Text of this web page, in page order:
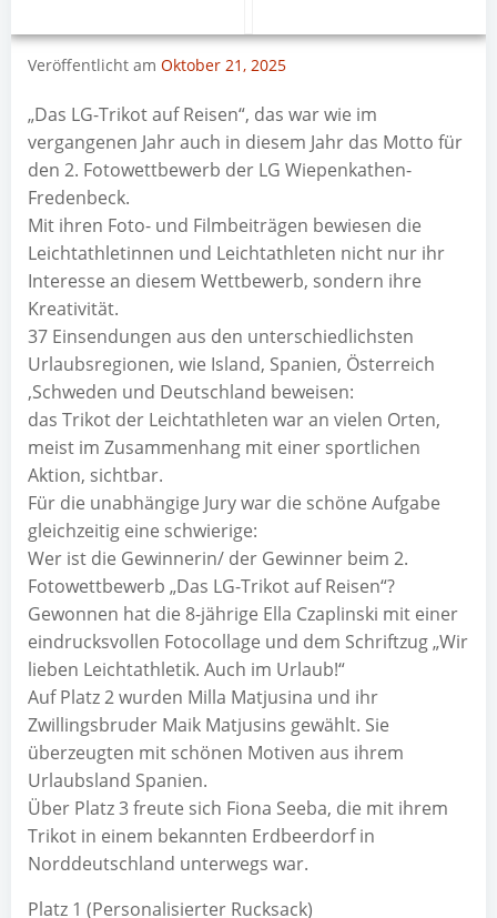
Veröffentlicht am Oktober 21, 2025
„Das LG-Trikot auf Reisen“, das war wie im
vergangenen Jahr auch in diesem Jahr das Motto für
den 2. Fotowettbewerb der LG Wiepenkathen-
Fredenbeck.
Mit ihren Foto- und Filmbeiträgen bewiesen die
Leichtathletinnen und Leichtathleten nicht nur ihr
Interesse an diesem Wettbewerb, sondern ihre
Kreativität.
37 Einsendungen aus den unterschiedlichsten
Urlaubsregionen, wie Island, Spanien, Österreich
,Schweden und Deutschland beweisen:
das Trikot der Leichtathleten war an vielen Orten,
meist im Zusammenhang mit einer sportlichen
Aktion, sichtbar.
Für die unabhängige Jury war die schöne Aufgabe
gleichzeitig eine schwierige:
Wer ist die Gewinnerin/ der Gewinner beim 2.
Fotowettbewerb „Das LG-Trikot auf Reisen“?
Gewonnen hat die 8-jährige Ella Czaplinski mit einer
eindrucksvollen Fotocollage und dem Schriftzug „Wir
lieben Leichtathletik. Auch im Urlaub!“
Auf Platz 2 wurden Milla Matjusina und ihr
Zwillingsbruder Maik Matjusins gewählt. Sie
überzeugten mit schönen Motiven aus ihrem
Urlaubsland Spanien.
Über Platz 3 freute sich Fiona Seeba, die mit ihrem
Trikot in einem bekannten Erdbeerdorf in
Norddeutschland unterwegs war.
Platz 1 (Personalisierter Rucksack)